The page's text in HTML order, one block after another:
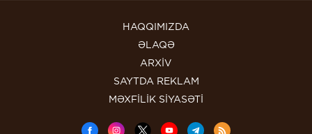
HAQQIMIZDA
ƏLAQƏ
ARXİV
SAYTDA REKLAM
MƏXFİLİK SİYASƏTİ